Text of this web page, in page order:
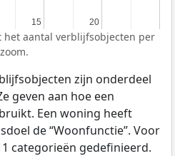
15
15 20
20
het aantal verblijfsobjecten per
zijn onderdeel
geven aan hoe een
Een woning heeft
de “Woonfunctie”. Voor
categorieën gedefinieerd.